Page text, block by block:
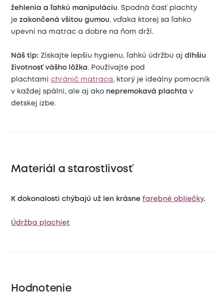
žehlenia a ľahkú manipuláciu. Spodná časť plachty
jezakončená všitou gumou, vďaka ktorej sa ľahko
upevní na matrac a dobre na ňom drží.
Náš tip: Získajte lepšiu hygienu, ľahkú údržbu ajdlhšiu
životnosť vášho lôžka. Používajte pod
plachtamichránič matraca, ktorý je ideálny pomocník
v každej spálni, ale aj ako nepremokavá plachta v
detskej izbe.
Materiál a starostlivosť
K dokonalosti chýbajú už len krásnefarebné obliečky.
Údržba plachiet
Hodnotenie